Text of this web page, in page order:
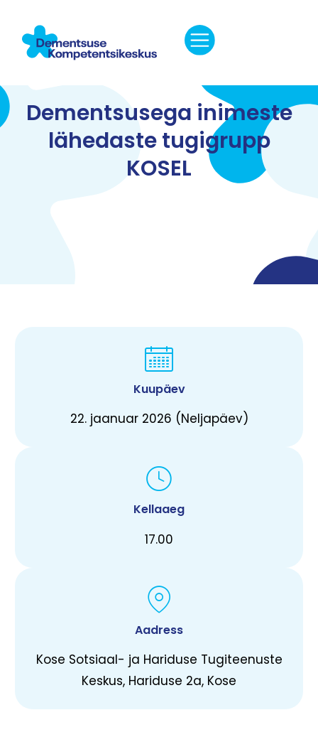
Dementsusega inimeste
lähedaste tugigrupp
KOSEL
Kuupäev
22. jaanuar 2026 (Neljapäev)
Kellaaeg
17.00
Aadress
Kose Sotsiaal- ja Hariduse Tugiteenuste
Keskus, Hariduse 2a, Kose